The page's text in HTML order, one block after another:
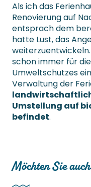
Als ich das
Renovierung auf
entsprach dem
hatte Lust, das
schon immer für
Umweltschutzes
Verwaltung der
Umstellung auf
befindet.
Möchten Sie